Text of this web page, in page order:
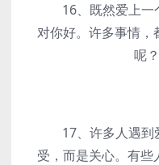
16、既然爱上一个
对你好。许多事情，
呢
17、许多人遇到爱
受，而是关心。有